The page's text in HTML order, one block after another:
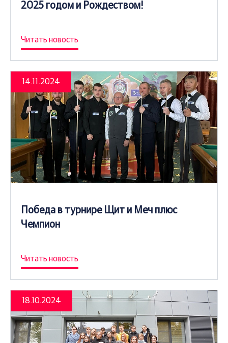
2025 годом и Рождеством!
Читать новость
14.11.2024
Победа в турнире Щит и Меч плюс
Чемпион
Читать новость
18.10.2024